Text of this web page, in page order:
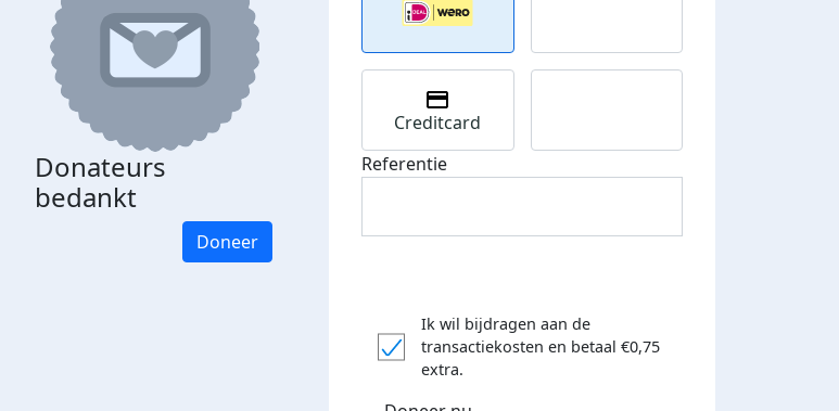
Donateurs
bedankt
Doneer
Creditcard
Referentie
Ik wil bijdragen aan de
transactiekosten en betaal €0,75
extra.